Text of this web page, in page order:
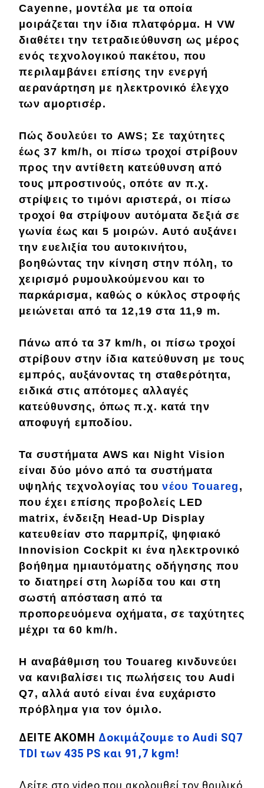
Επικαιρότητα
Νέα μοντέλα
Πρωτότυπα
Ελλάδα
Κόσμος
Ασφάλεια
Αγορά
Απόψεις
Test Drive
Δοκιμή
Αποστολή
Συγκρίνουμε
Αγώνες
Formula 1
WRC
Motorsport
Eco
Νέα
Τεχνολογία
Mobility
Σταθμοί φόρτισης
Classic
Νέα
DRIVE Away
Μεταχειρισμένο
Οδηγός αγοράς
Cayenne, μοντέλα με τα οποία
μοιράζεται την ίδια πλατφόρμα. Η VW
διαθέτει την τετραδιεύθυνση ως μέρος
ενός τεχνολογικού πακέτου, που
περιλαμβάνει επίσης την ενεργή
αερανάρτηση με ηλεκτρονικό έλεγχο
των αμορτισέρ.
Πώς δουλεύει το AWS; Σε ταχύτητες
έως 37 km/h, οι πίσω τροχοί στρίβουν
προς την αντίθετη κατεύθυνση από
τους μπροστινούς, οπότε αν π.χ.
στρίψεις το τιμόνι αριστερά, οι πίσω
τροχοί θα στρίψουν αυτόματα δεξιά σε
γωνία έως και 5 μοιρών. Αυτό αυξάνει
την ευελιξία του αυτοκινήτου,
βοηθώντας την κίνηση στην πόλη, το
χειρισμό ρυμουλκούμενου και το
παρκάρισμα, καθώς ο κύκλος στροφής
μειώνεται από τα 12,19 στα 11,9 m.
Πάνω από τα 37 km/h, οι πίσω τροχοί
στρίβουν στην ίδια κατεύθυνση με τους
εμπρός, αυξάνοντας τη σταθερότητα,
ειδικά στις απότομες αλλαγές
κατεύθυνσης, όπως π.χ. κατά την
αποφυγή εμποδίου.
Τα συστήματα AWS και Night Vision
είναι δύο μόνο από τα συστήματα
υψηλής τεχνολογίας τουνέου Touareg ,
που έχει επίσης προβολείς LED
matrix, ένδειξη Head-Up Display
κατευθείαν στο παρμπρίζ, ψηφιακό
Innovision Cockpit κι ένα ηλεκτρονικό
βοήθημα ημιαυτόματης οδήγησης που
το διατηρεί στη λωρίδα του και στη
σωστή απόσταση από τα
προπορευόμενα οχήματα, σε ταχύτητες
μέχρι τα 60 km/h.
H αναβάθμιση του Touareg κινδυνεύει
να κανιβαλίσει τις πωλήσεις του Audi
Q7, αλλά αυτό είναι ένα ευχάριστο
πρόβλημα για τον όμιλο.
ΔΕΙΤΕ ΑΚΟΜΗ Δοκιμάζουμε το Audi SQ7
TDI των 435 PS και 91,7 kgm!
Δείτε στο video που ακολουθεί τον θρυλικό